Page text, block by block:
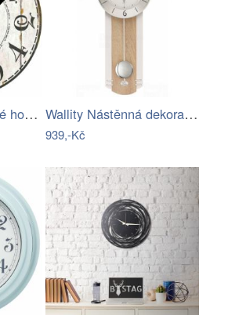
Designové nástěnné hodiny 14848 Lowell… Wallity Nástěnná dekorace Sorek modro…
939,-Kč